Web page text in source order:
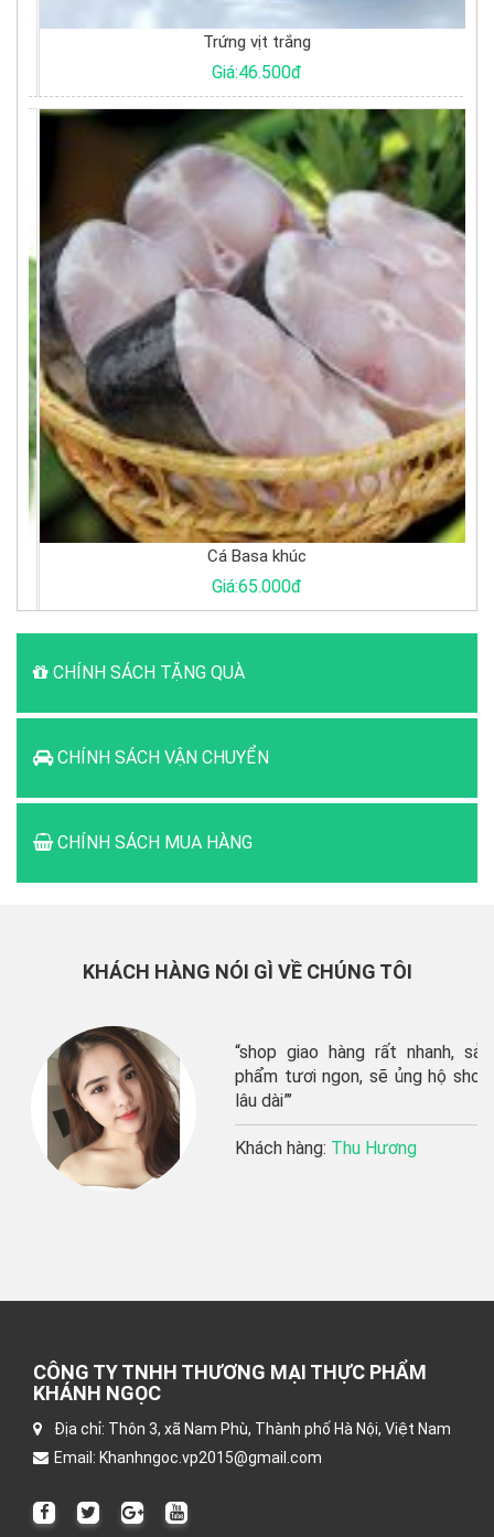
Trứng vịt trắng
Giá:46.500đ
Cá Basa khúc
Giá:65.000đ
CHÍNH SÁCH TẶNG QUÀ
CHÍNH SÁCH VẬN CHUYỂN
CHÍNH SÁCH MUA HÀNG
KHÁCH HÀNG NÓI GÌ VỀ CHÚNG TÔI
“shop giao hàng rất nhanh, sản
phẩm tươi ngon, sẽ ủng hộ shop
lâu dài”’
Khách hàng:Thu Hương
CÔNG TY TNHH THƯƠNG MẠI THỰC PHẨM
KHÁNH NGỌC
Địa chỉ: Thôn 3, xã Nam Phù, Thành phố Hà Nội, Việt Nam
Email: Khanhngoc.vp2015@gmail.com